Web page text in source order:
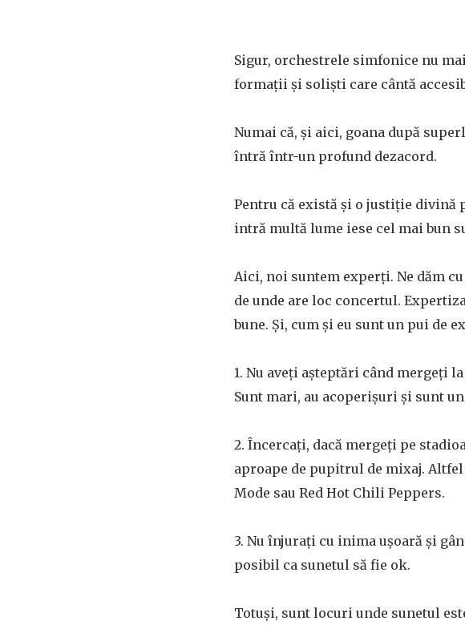
Sigur, orchestrele simfonice nu
formații și soliști care cântă
Numai că, și aici, goana după
întră într-un profund dezacord.
Pentru că există și o justiție divină
intră multă lume iese cel mai bun
Aici, noi suntem experți. Ne dăm
de unde are loc concertul.
bune. Și, cum și eu sunt un pui de
1. Nu aveți așteptări când mergeți
Sunt mari, au acoperișuri și sunt
2. Încercați, dacă mergeți pe
aproape de pupitrul de mixaj. Altfel
Mode sau Red Hot Chili Peppers.
3. Nu înjurați cu inima ușoară și
posibil ca sunetul să fie ok.
Totuși, sunt locuri unde sunetul